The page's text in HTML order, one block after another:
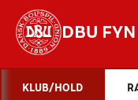
DBU FYN
KLUB/HOLD